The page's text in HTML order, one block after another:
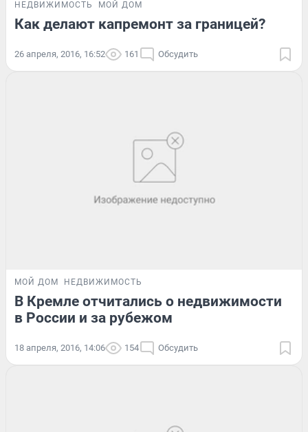
НЕДВИЖИМОСТЬ МОЙ ДОМ
Как делают капремонт за границей?
26 апреля, 2016, 16:52 161 Обсудить
МОЙ ДОМ НЕДВИЖИМОСТЬ
В Кремле отчитались о недвижимости
в России и за рубежом
18 апреля, 2016, 14:06 154 Обсудить